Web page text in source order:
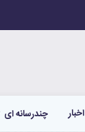
اخبار چندرسانه ای